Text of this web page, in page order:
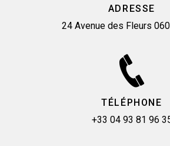
ADRESSE
24 Avenue des Fleurs
TÉLÉPHONE
+33 04 93 81 96